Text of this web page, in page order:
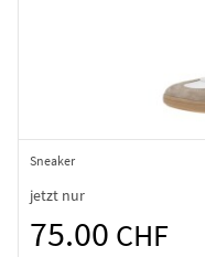
Sneaker
jetzt nur
75.00 CHF